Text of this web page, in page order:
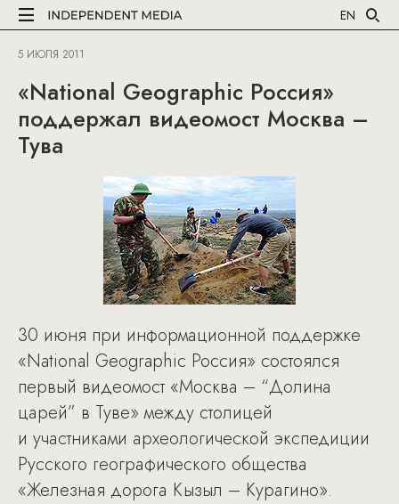
EN
5 ИЮЛЯ 2011
«National Geographic Россия»
поддержал видеомост Москва –
Тува
30 июня при информационной поддержке
«National Geographic Россия» состоялся
первый видеомост «Москва – “Долина
царей” в Туве» между столицей
и участниками археологической экспедиции
Русского географического общества
«Железная дорога Кызыл – Курагино».